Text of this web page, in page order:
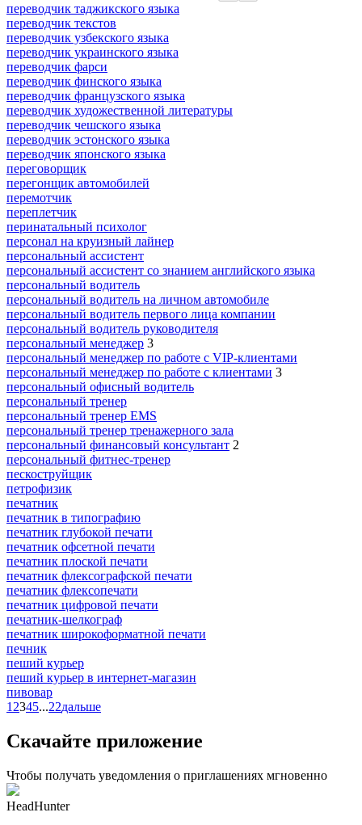
переводчик таджикского языка
переводчик текстов
переводчик узбекского языка
переводчик украинского языка
переводчик фарси
переводчик финского языка
переводчик французского языка
переводчик художественной литературы
переводчик чешского языка
переводчик эстонского языка
переводчик японского языка
переговорщик
перегонщик автомобилей
перемотчик
переплетчик
перинатальный психолог
персонал на круизный лайнер
персональный ассистент
персональный ассистент со знанием английского языка
персональный водитель
персональный водитель на личном автомобиле
персональный водитель первого лица компании
персональный водитель руководителя
персональный менеджер 3
персональный менеджер по работе с VIP-клиентами
персональный менеджер по работе с клиентами 3
персональный офисный водитель
персональный тренер
персональный тренер EMS
персональный тренер тренажерного зала
персональный финансовый консультант 2
персональный фитнес-тренер
пескоструйщик
петрофизик
печатник
печатник в типографию
печатник глубокой печати
печатник офсетной печати
печатник плоской печати
печатник флексографской печати
печатник флексопечати
печатник цифровой печати
печатник-шелкограф
печатник широкоформатной печати
печник
пеший курьер
пеший курьер в интернет-магазин
пивовар
1 2345...22дальше
Скачайте приложение
Чтобы получать уведомления о приглашениях мгновенно
HeadHunter